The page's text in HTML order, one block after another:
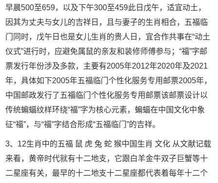
早晨500至659，以及下午300至459此日戊午，适宜动土，
因其为丈夫与女儿的吉祥日，且与妻子的生肖相合，五福临
门同时，戊午日也是女儿生肖的贵人日，宜合作共事在“动土
仪式”进行时，应避免属鼠的亲友和装修师傅参与；“福”字邮
票发行年份涉及多款，主要有2005年2012年2020年及2021
年，具体如下2005年五福临门个性化服务专用邮票2005年，
中国邮政发行了五福临门个性化服务专用邮票该邮票设计以
传统蝙蝠纹样环绕“福”字为核心元素，蝙蝠在中国文化中象
征“福”，与“福”字结合形成“五福临门”的吉祥。
3、12生肖中的五福 鼠 虎 兔 蛇 猴中国生肖 文化 从文献记载
来看，黄帝时代就有十二地支，它跟白羊金牛双子巨蟹等十
二星座有关，最早的十二地支十二星座都代表着每年十二个